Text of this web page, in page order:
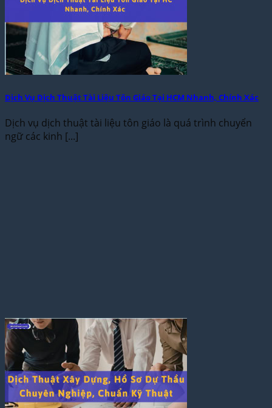
Dịch Vụ Dịch Thuật Tài Liệu Tôn Giáo Tại HCM Nhanh, Chính Xác
Dịch vụ dịch thuật tài liệu tôn giáo là quá trình chuyển
ngữ các kinh [...]